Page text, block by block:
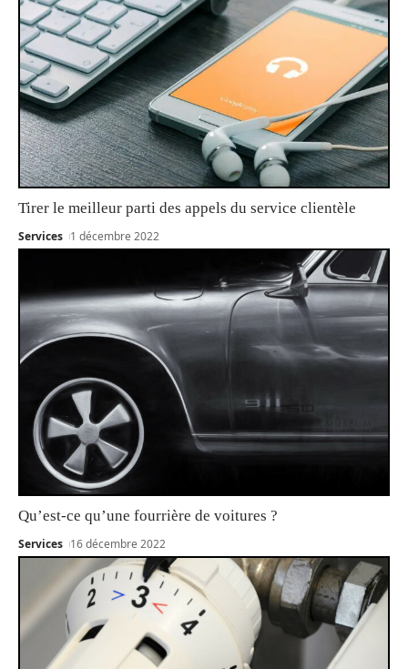
Tirer le meilleur parti des appels du service clientèle
Services 1 décembre 2022
Qu’est-ce qu’une fourrière de voitures ?
Services 16 décembre 2022